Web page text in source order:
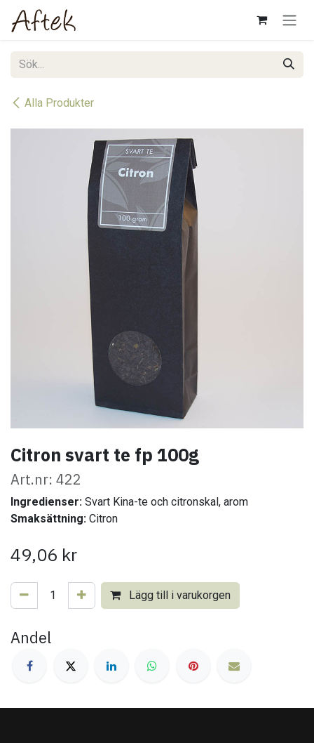
Hoppa till innehåll
Alla Produkter
Citron svart te fp 100g
Art.nr: 422
Ingredienser: Svart Kina-te och citronskal, arom
Smaksättning: Citron
49,06 kr
Lägg till i varukorgen
Andel